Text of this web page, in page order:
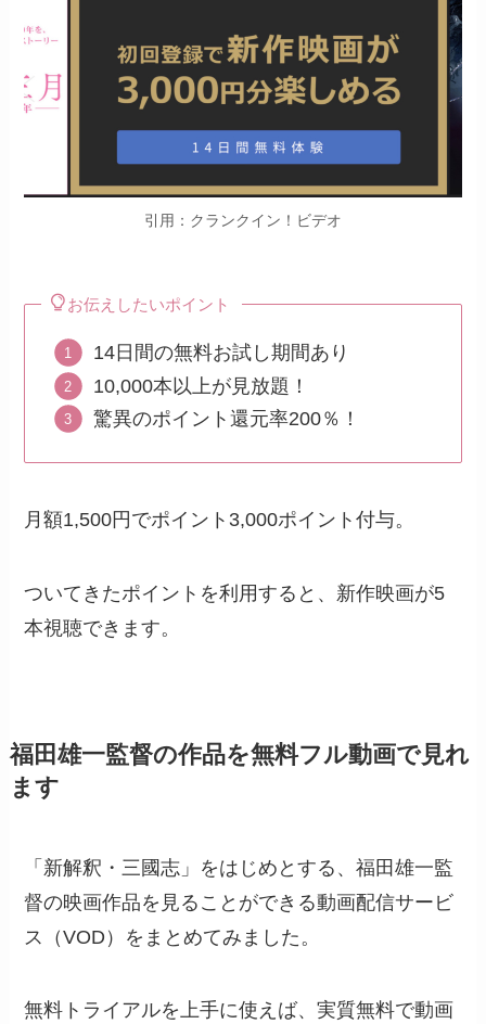
引用：クランクイン！ビデオ
お伝えしたいポイント
14日間の無料お試し期間あり
10,000本以上が見放題！
驚異のポイント還元率200％！
月額1,500円でポイント3,000ポイント付与。
ついてきたポイントを利用すると、新作映画が5
本視聴できます。
福田雄一監督の作品を無料フル動画で見れ
ます
「新解釈・三國志」をはじめとする、福田雄一監
督の映画作品を見ることができる動画配信サービ
ス（VOD）をまとめてみました。
無料トライアルを上手に使えば、実質無料で動画